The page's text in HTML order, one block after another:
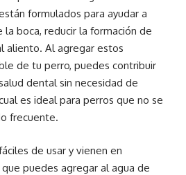
formulados para ayudar a
la boca, reducir la formación de
aliento. Al agregar estos
de tu perro, puedes contribuir
dental sin necesidad de
es ideal para perros que no se
frecuente.
de usar y vienen en
puedes agregar al agua de